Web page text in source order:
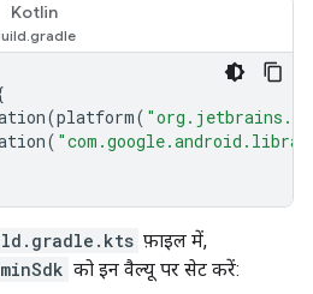
Kotlin
(platform(
(
फ़ाइल में,
minSdk को इन वैल्यू पर सेट करें: